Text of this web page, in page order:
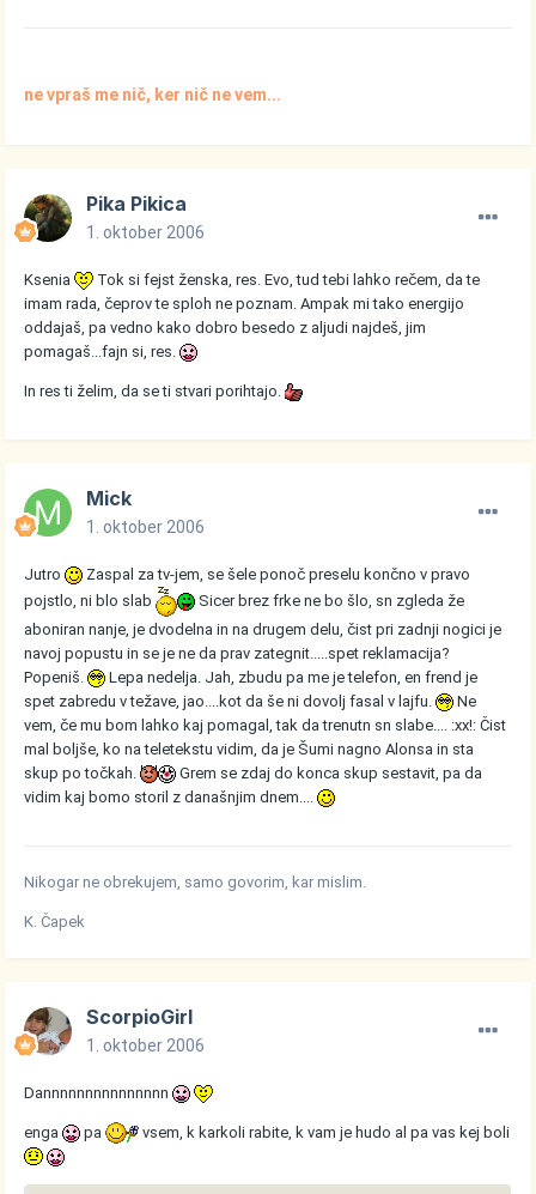
ne vpraš me nič, ker nič ne vem...
Pika Pikica
1. oktober 2006
Ksenia
Tok si fejst ženska, res. Evo, tud tebi lahko rečem, da te
imam rada, čeprov te sploh ne poznam. Ampak mi tako energijo
oddajaš, pa vedno kako dobro besedo z aljudi najdeš, jim
pomagaš...fajn si, res.
In res ti želim, da se ti stvari porihtajo.
Mick
1. oktober 2006
Jutro
Zaspal za tv-jem, se šele ponoč preselu končno v pravo
pojstlo, ni blo slab
Sicer brez frke ne bo šlo, sn zgleda že
aboniran nanje, je dvodelna in na drugem delu, čist pri zadnji nogici je
navoj popustu in se je ne da prav zategnit.....spet reklamacija?
Popeniš.
Lepa nedelja. Jah, zbudu pa me je telefon, en frend je
spet zabredu v težave, jao....kot da še ni dovolj fasal v lajfu.
Ne
vem, če mu bom lahko kaj pomagal, tak da trenutn sn slabe.... :xx!: Čist
mal boljše, ko na teletekstu vidim, da je Šumi nagno Alonsa in sta
skup po točkah.
Grem se zdaj do konca skup sestavit, pa da
vidim kaj bomo storil z današnjim dnem....
Nikogar ne obrekujem, samo govorim, kar mislim.
K. Čapek
ScorpioGirl
1. oktober 2006
Dannnnnnnnnnnnnnn
enga pa vsem, k karkoli rabite, k vam je hudo al pa vas kej boli